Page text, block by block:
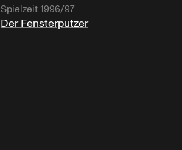
Spielzeit 1996/97
Der Fensterputzer